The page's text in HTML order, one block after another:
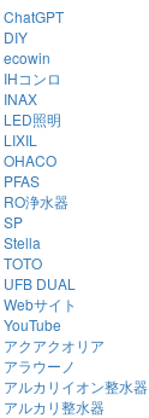
ChatGPT
DIY
ecowin
IHコンロ
INAX
LED照明
LIXIL
OHACO
PFAS
RO浄水器
SP
Stella
TOTO
UFB DUAL
Webサイト
YouTube
アクアクオリア
アラウーノ
アルカリイオン整水器
アルカリ整水器